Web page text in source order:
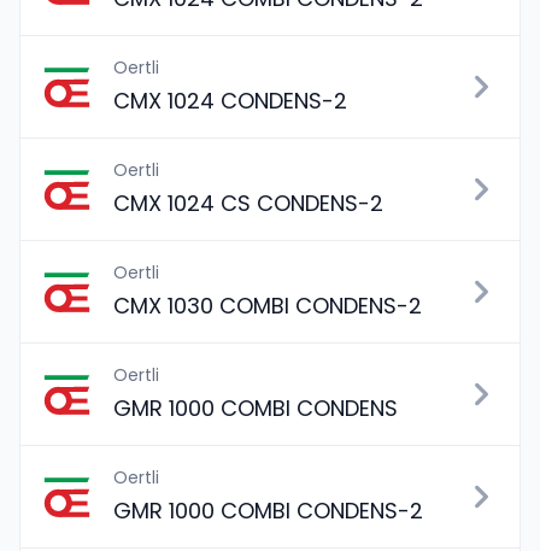
Oertli
CMX 1024 CONDENS-2
Oertli
CMX 1024 CS CONDENS-2
Oertli
CMX 1030 COMBI CONDENS-2
Oertli
GMR 1000 COMBI CONDENS
Oertli
GMR 1000 COMBI CONDENS-2